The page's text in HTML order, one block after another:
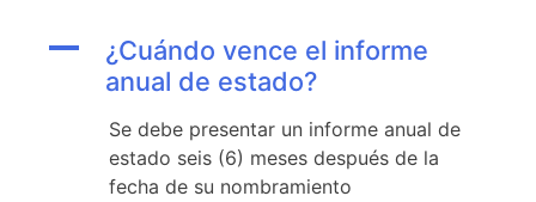
A
¿Cuándo vence el informe
anual de estado?
Se debe presentar un informe anual de
estado seis (6) meses después de la
fecha de su nombramiento